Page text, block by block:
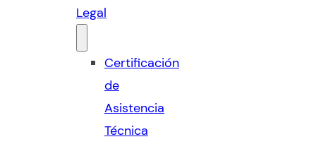
Legal
Certificación
de
Asistencia
Técnica